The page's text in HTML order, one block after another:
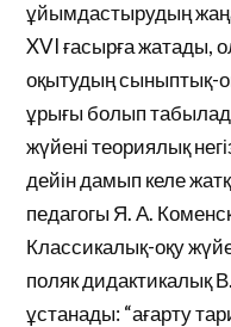
ұйымдастырудың
XVI ғасырға жатады,
оқытудың сыныптық-
ұрығы болып
жүйені теориялық
дейін дамып келе
педагогы Я. А.
Классикалық-оқу
поляк дидактикалық
ұстанады: “ағарту